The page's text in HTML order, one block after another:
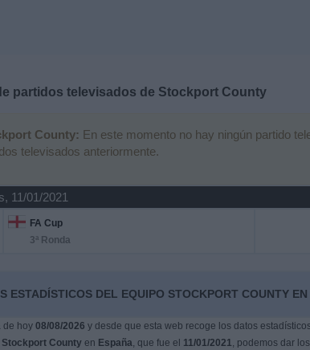
partidos televisados de Stockport County
County: En este momento no hay ningún partido
televisados anteriormente.
11/01/2021
FA Cup
3ª Ronda
ESTADÍSTICOS DEL EQUIPO STOCKPORT COUNTY
de hoy 08/08/2026 y desde que esta web recoge los datos
Stockport Countyen España, que fue el 11/01/2021, podemos dar